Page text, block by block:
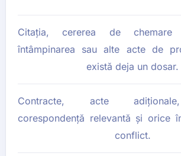
Citația, cererea de chemare
întâmpinarea sau alte acte de
există deja un dosar.
Contracte, acte
corespondență relevantă și orice
conflict.